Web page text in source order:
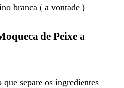
branca ( a vontade )
de Peixe a
que separe os ingredientes